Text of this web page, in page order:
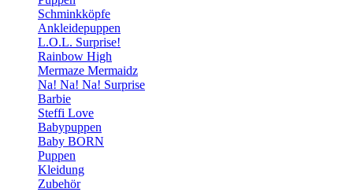
Schminkköpfe
Ankleidepuppen
L.O.L. Surprise!
Rainbow High
Mermaze Mermaidz
Na! Na! Na! Surprise
Barbie
Steffi Love
Babypuppen
Baby BORN
Puppen
Kleidung
Zubehör